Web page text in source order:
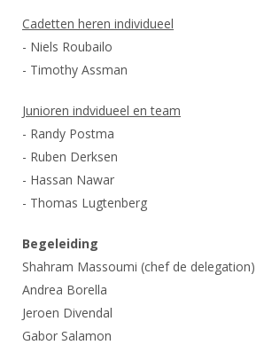
Cadetten heren individueel
- Niels Roubailo
- Timothy Assman
Junioren indvidueel en team
- Randy Postma
- Ruben Derksen
- Hassan Nawar
- Thomas Lugtenberg
Begeleiding
Shahram Massoumi (chef de delegation)
Andrea Borella
Jeroen Divendal
Gabor Salamon